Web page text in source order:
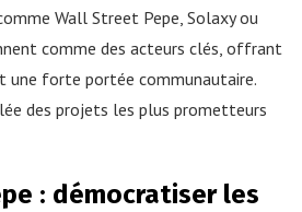
Wall Street Pepe, Solaxy ou
comme des acteurs clés, offrant
une forte portée communautaire.
des projets les plus prometteurs
: démocratiser les